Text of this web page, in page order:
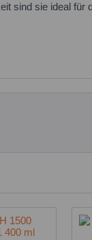
sind sie ideal